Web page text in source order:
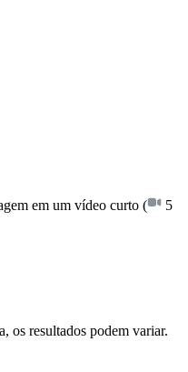
em um vídeo curto (
5
os resultados podem variar.